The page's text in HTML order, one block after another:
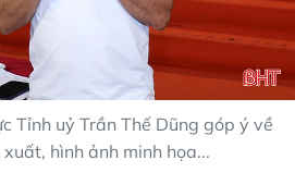
Tỉnh uỷ Trần Thế Dũng góp ý về
hình ảnh minh họa...